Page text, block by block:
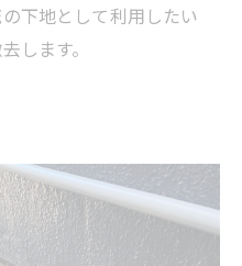
下地として利用したい
します。